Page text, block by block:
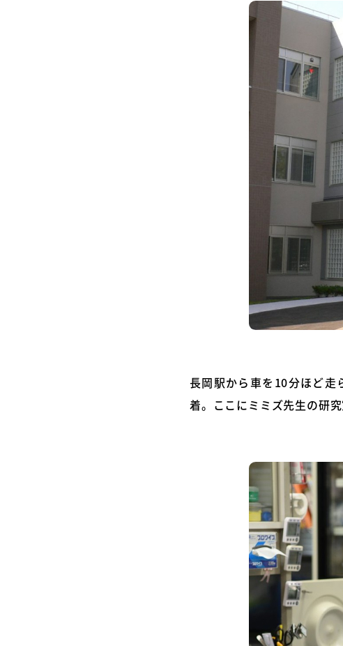
長岡駅から車を10分ほど走
着。ここにミミズ先生の研究